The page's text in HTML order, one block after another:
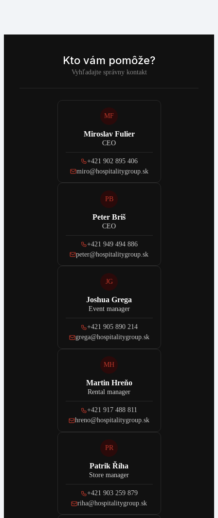
Kto vám pomôže?
Vyhľadajte správny kontakt
MF
Miroslav Fulier
CEO
+421 902 895 406
miro@hospitalitygroup.sk
PB
Peter Briš
CEO
+421 949 494 886
peter@hospitalitygroup.sk
JG
Joshua Grega
Event manager
+421 905 890 214
grega@hospitalitygroup.sk
MH
Martin Hreňo
Rental manager
+421 917 488 811
hreno@hospitalitygroup.sk
PR
Patrik Říha
Store manager
+421 903 259 879
riha@hospitalitygroup.sk